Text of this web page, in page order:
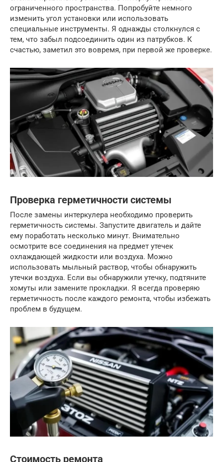
ограниченного пространства. Попробуйте немного
изменить угол установки или использовать
специальные инструменты. Я однажды столкнулся с
тем, что забыл подсоединить один из патрубков. К
счастью, заметил это вовремя, при первой же проверке.
Проверка герметичности системы
После замены интеркулера необходимо проверить
герметичность системы. Запустите двигатель и дайте
ему поработать несколько минут. Внимательно
осмотрите все соединения на предмет утечек
охлаждающей жидкости или воздуха. Можно
использовать мыльный раствор, чтобы обнаружить
утечки воздуха. Если вы обнаружили утечку, подтяните
хомуты или замените прокладки. Я всегда проверяю
герметичность после каждого ремонта, чтобы избежать
проблем в будущем.
Стоимость ремонта